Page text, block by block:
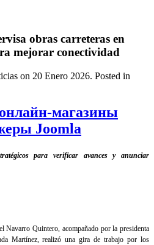
obras carreteras en
mejorar conectividad
on 20 Enero 2026. Posted in
магазины
Joomla
para verificar avances y anunciar
Quintero, acompañado por la presidenta
Martínez, realizó una gira de trabajo por los